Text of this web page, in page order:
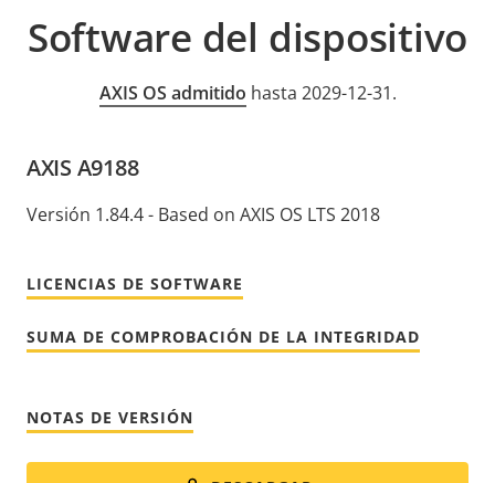
Software del dispositivo
AXIS OS admitido hasta 2029-12-31.
AXIS A9188
Versión 1.84.4 - Based on AXIS OS LTS 2018
LICENCIAS DE SOFTWARE
SUMA DE COMPROBACIÓN DE LA INTEGRIDAD
NOTAS DE VERSIÓN